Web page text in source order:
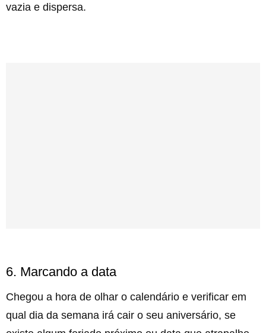
vazia e dispersa.
6. Marcando a data
Chegou a hora de olhar o calendário e verificar em
qual dia da semana irá cair o seu aniversário, se